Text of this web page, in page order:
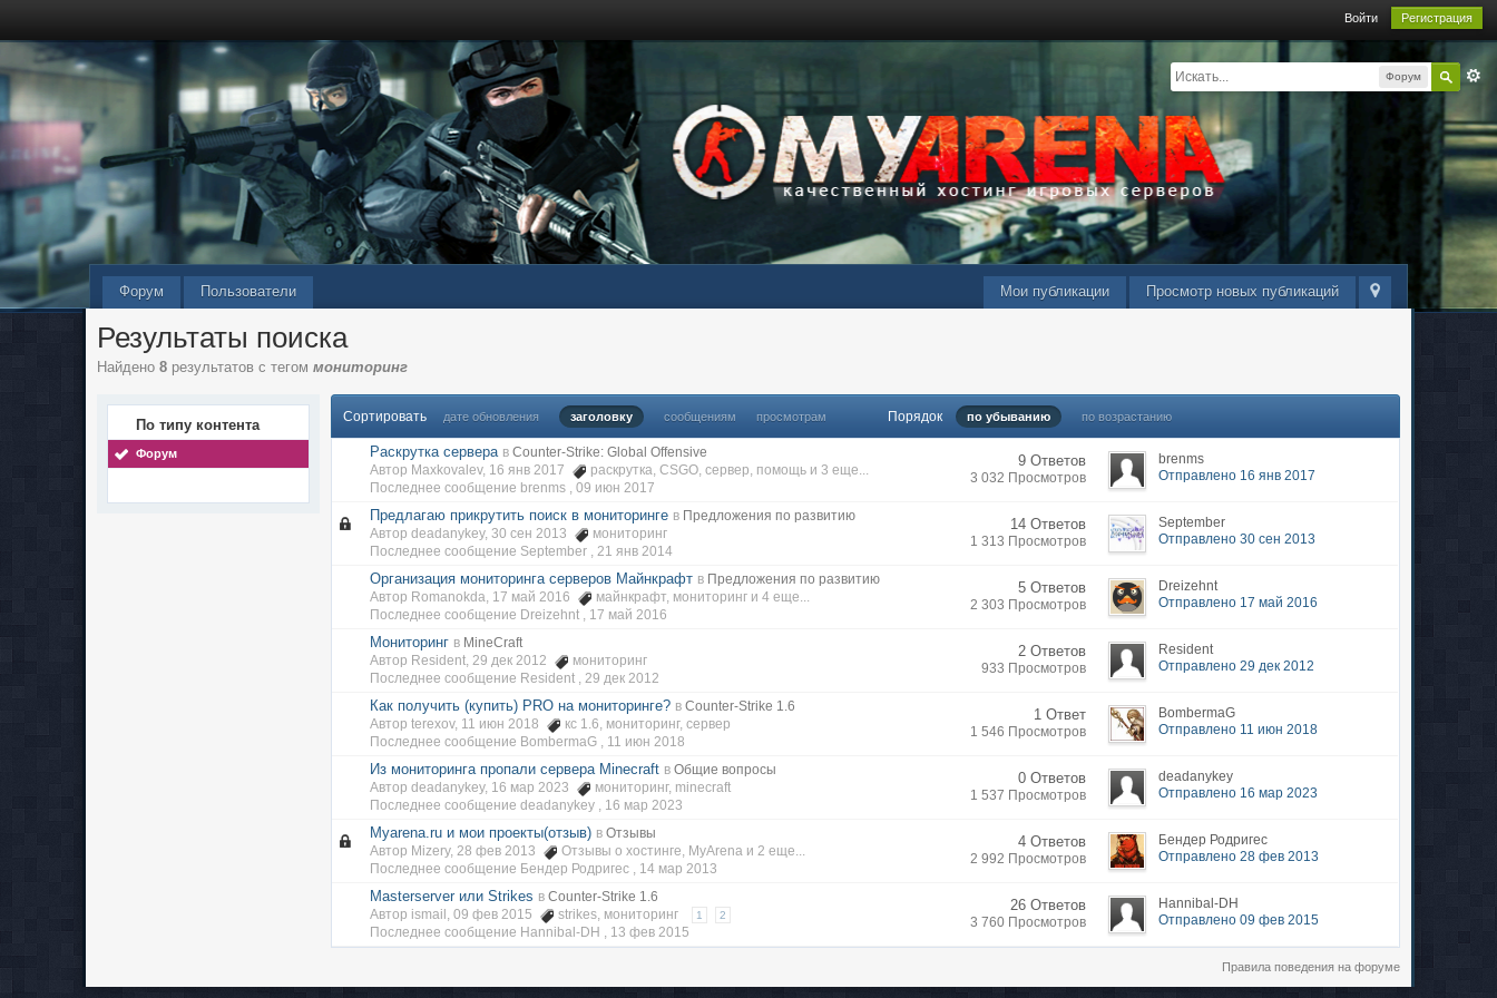
Войти Регистрация
Форум
Просмотр новых публикаций
Мои публикации
Форум Пользователи
Результаты поиска
Найдено8 результатов с тегоммониторинг
По типу контента
Форум
Сортировать дате обновления заголовку сообщениям просмотрам Порядок по убыванию по возрастанию
Раскрутка сервера в Counter-Strike: Global Offensive
Автор Maxkovalev, 16 янв 2017
раскрутка,CSGO,сервер, помощь и 3 еще...
Последнее сообщение brenms ,09 июн 2017
9 Ответов
3 032 Просмотров
brenms
Отправлено 16 янв 2017
Предлагаю прикрутить поиск в мониторинге в Предложения по развитию
Автор deadanykey, 30 сен 2013
мониторинг
Последнее сообщение September ,21 янв 2014
14 Ответов
1 313 Просмотров
September
Отправлено 30 сен 2013
Организация мониторинга серверов Майнкрафт в Предложения по развитию
Автор Romanokda, 17 май 2016
майнкрафт, мониторинг и 4 еще...
Последнее сообщение Dreizehnt , 17 май 2016
5 Ответов
2 303 Просмотров
Dreizehnt
Отправлено 17 май 2016
Мониторинг в MineCraft
Автор Resident, 29 дек 2012
мониторинг
Последнее сообщение Resident ,29 дек 2012
2 Ответов
933 Просмотров
Resident
Отправлено 29 дек 2012
Как получить (купить) PRO на мониторинге? в Counter-Strike 1.6
Автор terexov, 11 июн 2018
кс 1.6, мониторинг,сервер
Последнее сообщение BombermaG , 11 июн 2018
1 Ответ
1 546 Просмотров
BombermaG
Отправлено 11 июн 2018
Из мониторинга пропали сервера Minecraft в Общие вопросы
Автор deadanykey, 16 мар 2023
мониторинг, minecraft
Последнее сообщение deadanykey , 16 мар 2023
0 Ответов
1 537 Просмотров
deadanykey
Отправлено 16 мар 2023
Myarena.ru и мои проекты(отзыв) в Отзывы
Автор Mizery, 28 фев 2013
Отзывы о хостинге, MyArena и 2 еще...
Последнее сообщение Бендер Родригес , 14 мар 2013
4 Ответов
2 992 Просмотров
Бендер Родригес
Отправлено 28 фев 2013
Masterserver или Strikes в Counter-Strike 1.6
Автор ismail, 09 фев 2015
strikes, мониторинг 1 2
Последнее сообщение Hannibal-DH , 13 фев 2015
26 Ответов
3 760 Просмотров
Hannibal-DH
Отправлено 09 фев 2015
Правила поведения на форуме